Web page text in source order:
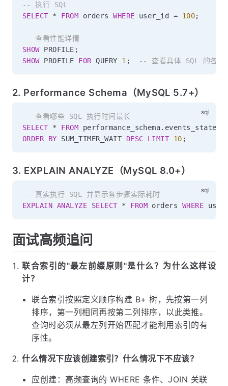
-- 执行 SQL
SELECT
* FROM orders WHERE user_id = 100;
-- 查看性能详情
SHOW PROFILE ;
SHOW PROFILE FOR QUERY 1 ; -- 查看具体 SQL 的各阶
2. Performance Schema（MySQL 5.7+）
-- 查看哪些 SQL 执行时间最长
SELECT
* FROM performance_schema.
ORDER
BY SUM_TIMER_WAIT DESC LIMIT 10 ;
3. EXPLAIN ANALYZE（MySQL 8.0+）
-- 真实执行 SQL 并显示各步骤实际耗时
EXPLAIN ANALYZE SELECT * FROM orders WHERE
面试高频追问
联合索引的"最左前缀原则"是什么？为什么这样设
计？
联合索引按照定义顺序构建 B+ 树，先按第一列
排序，第一列相同再按第二列排序，以此类推。
查询时必须从最左列开始匹配才能利用索引的有
序性。
什么情况下应该创建索引？什么情况下不应该？
应创建：高频查询的 WHERE 条件、JOIN 关联